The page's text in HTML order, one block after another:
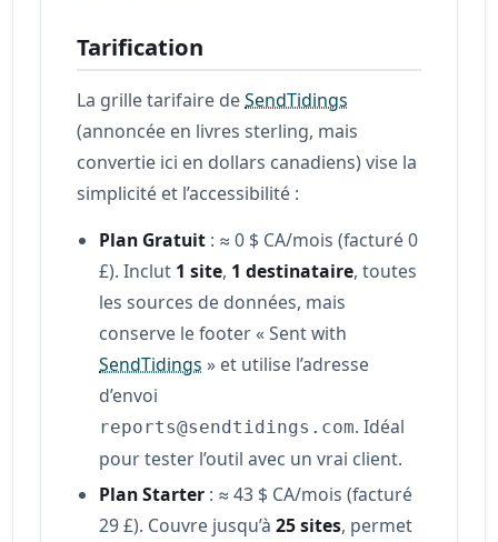
Tarification
La grille tarifaire deSendTidings
(annoncée en livres sterling, mais
convertie ici en dollars canadiens) vise la
simplicité et l’accessibilité :
Plan Gratuit : ≈ 0 $ CA/mois (facturé 0
£). Inclut 1 site, 1 destinataire, toutes
les sources de données, mais
conserve le footer « Sent with
SendTidings » et utilise l’adresse
d’envoi
reports@sendtidings.com. Idéal
pour tester l’outil avec un vrai client.
Plan Starter : ≈ 43 $ CA/mois (facturé
29 £). Couvre jusqu’à25 sites, permet